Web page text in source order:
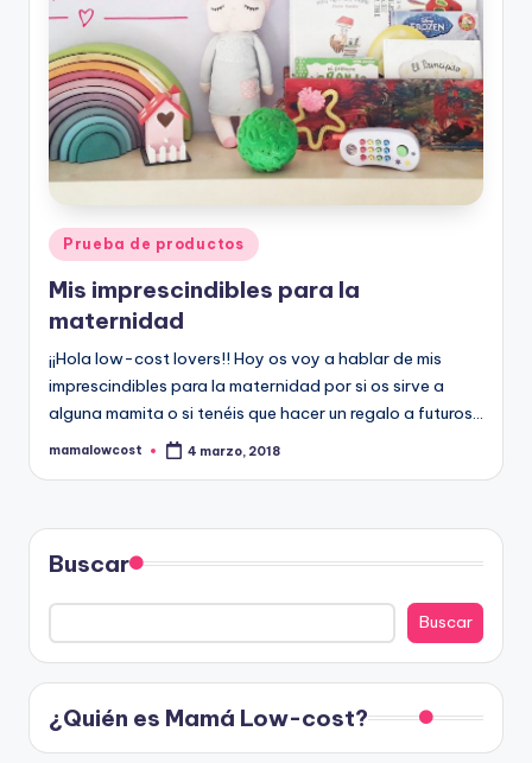
Publicado
en
Prueba de productos
Mis imprescindibles para la
maternidad
¡¡Hola low-cost lovers!! Hoy os voy a hablar de mis
imprescindibles para la maternidad por si os sirve a
alguna mamita o si tenéis que hacer un regalo a futuros…
Publicado
mamalowcost 4 marzo, 2018
Buscar
Buscar
¿Quién es Mamá Low-cost?